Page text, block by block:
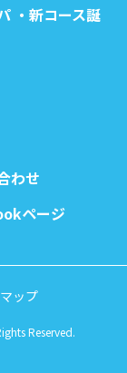
・新コース誕
わせ
ページ
ップ
Reserved.